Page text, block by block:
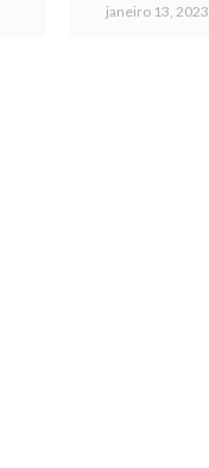
janeiro 13, 2023